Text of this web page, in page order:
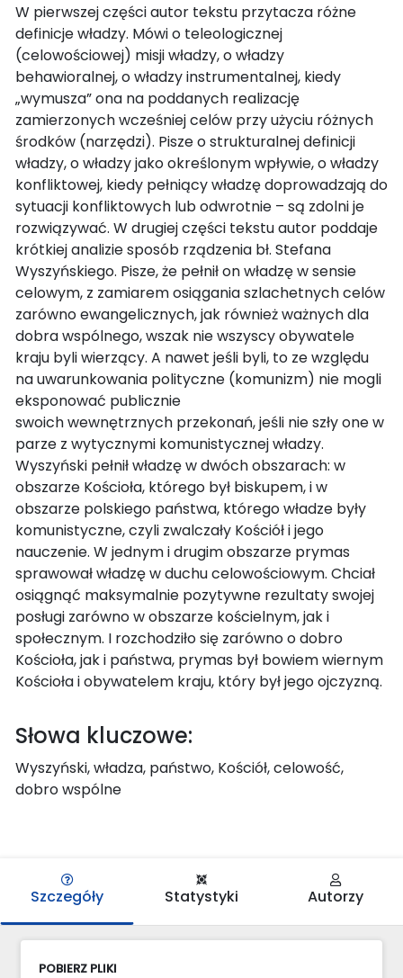
W pierwszej części autor tekstu przytacza różne
definicje władzy. Mówi o teleologicznej
(celowościowej) misji władzy, o władzy
behawioralnej, o władzy instrumentalnej, kiedy
„wymusza” ona na poddanych realizację
zamierzonych wcześniej celów przy użyciu różnych
środków (narzędzi). Pisze o strukturalnej definicji
władzy, o władzy jako określonym wpływie, o władzy
konfliktowej, kiedy pełniący władzę doprowadzają do
sytuacji konfliktowych lub odwrotnie – są zdolni je
rozwiązywać. W drugiej części tekstu autor poddaje
krótkiej analizie sposób rządzenia bł. Stefana
Wyszyńskiego. Pisze, że pełnił on władzę w sensie
celowym, z zamiarem osiągania szlachetnych celów
zarówno ewangelicznych, jak również ważnych dla
dobra wspólnego, wszak nie wszyscy obywatele
kraju byli wierzący. A nawet jeśli byli, to ze względu
na uwarunkowania polityczne (komunizm) nie mogli
eksponować publicznie
swoich wewnętrznych przekonań, jeśli nie szły one w
parze z wytycznymi komunistycznej władzy.
Wyszyński pełnił władzę w dwóch obszarach: w
obszarze Kościoła, którego był biskupem, i w
obszarze polskiego państwa, którego władze były
komunistyczne, czyli zwalczały Kościół i jego
nauczenie. W jednym i drugim obszarze prymas
sprawował władzę w duchu celowościowym. Chciał
osiągnąć maksymalnie pozytywne rezultaty swojej
posługi zarówno w obszarze kościelnym, jak i
społecznym. I rozchodziło się zarówno o dobro
Kościoła, jak i państwa, prymas był bowiem wiernym
Kościoła i obywatelem kraju, który był jego ojczyzną.
Słowa kluczowe:
Wyszyński, władza, państwo, Kościół, celowość,
dobro wspólne
Szczegóły Statystyki Autorzy
POBIERZ PLIKI